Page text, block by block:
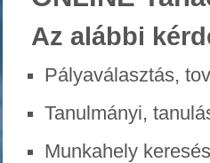
Az alábbi
Pályaválasztás,
Tanulmányi,
Munkahely